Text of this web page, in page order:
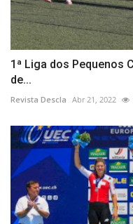
1ª Liga dos Pequenos
de...
Revista Descla Abr 21, 2022